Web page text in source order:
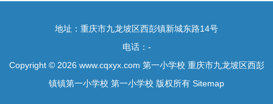
地址：重庆市九龙坡区西彭镇新城东路14号
电话：-
Copyright © 2026 www.cqxyx.com 第一小学校 重庆市九龙坡区西彭
镇镇第一小学校 第一小学校 版权所有 Sitemap